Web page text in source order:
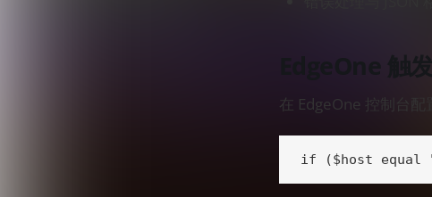
EdgeOne 触
在 EdgeOne 控制台
if ($host equal